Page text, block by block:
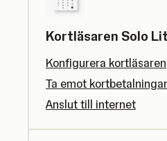
Kortläsaren Solo
Konfigurera kortläsaren
Ta emot kortbetalningar
Anslut till internet